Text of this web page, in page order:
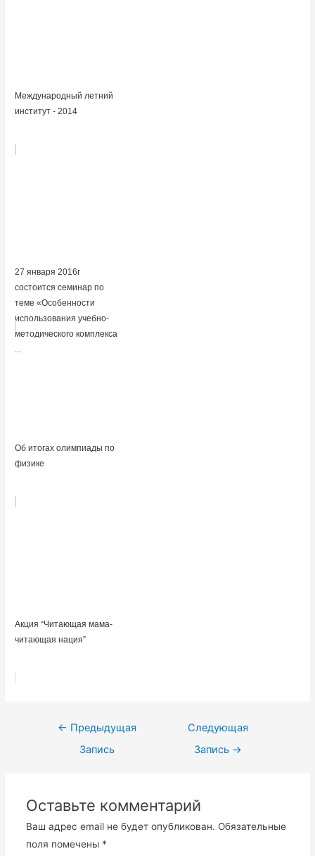
Международный летний
институт - 2014
27 января 2016г
состоится семинар по
теме «Особенности
использования учебно-
методического комплекса
...
Об итогах олимпиады по
физике
Акция “Читающая мама-
читающая нация”
Навигация
← Предыдущая
Запись
Следующая
Запись →
Оставьте комментарий
Ваш адрес email не будет опубликован. Обязательные
поля помечены *